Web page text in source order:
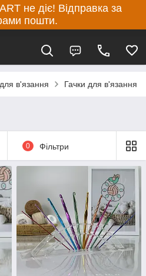
не діє! Відправка за
пошти.
в'язання Гачки для в'язання
0 Фільтри